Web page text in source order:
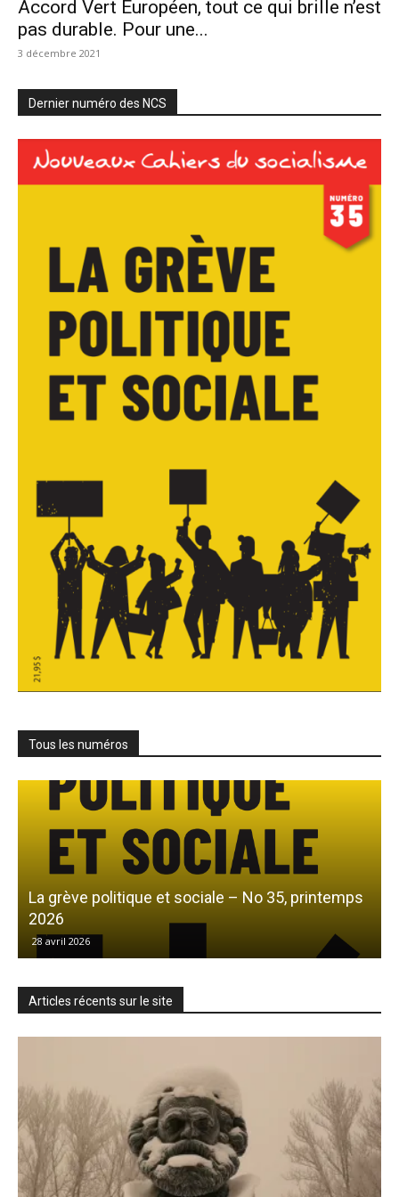
Accord Vert Européen, tout ce qui brille n’est
pas durable. Pour une...
3 décembre 2021
Dernier numéro des NCS
Tous les numéros
La grève politique et sociale – No 35, printemps
2026
28 avril 2026
Articles récents sur le site